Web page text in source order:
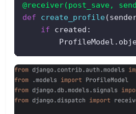
@receiver(post_save,
def
create_profile (
if created: